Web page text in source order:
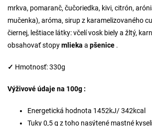
mrkva, pomaranč, čučoriedka, kivi, citrón,
mučenka), aróma, sirup z karamelizovaného
čiernej, leštiace látky: včelí vosk biely a žltý,
obsahovať stopymlieka a pšenice .
✓ Hmotnosť: 330g
Výživové údaje na 100g :
Energetická hodnota 1452kJ/ 342kcal
Tuky 0,5 g z toho nasýtené mastné